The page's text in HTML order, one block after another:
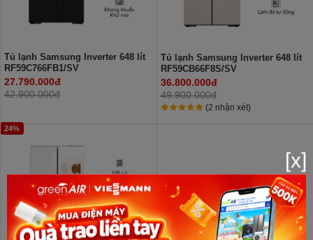
Tủ lạnh Samsung Inverter 648 lít
RF59C766FB1/SV
27.790.000đ
42.900.000đ
Tủ lạnh Samsung Inverter 648 lít
RF59CB66F8S/SV
36.800.000đ
49.900.000đ
(2 nhận xét)
24%
[x]